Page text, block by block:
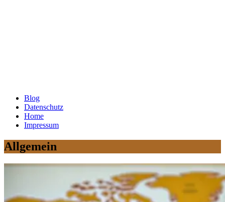
Blog
Datenschutz
Home
Impressum
Allgemein